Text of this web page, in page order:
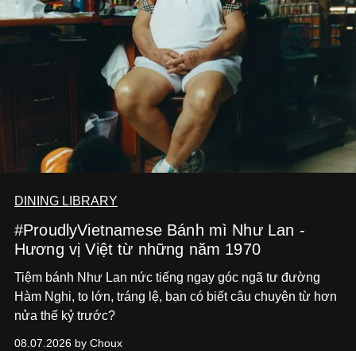
DINING LIBRARY
#ProudlyVietnamese Bánh mì Như Lan -
Hương vị Việt từ những năm 1970
Tiệm bánh Như Lan nức tiếng ngay góc ngã tư đường
Hàm Nghi, to lớn, tráng lệ, bạn có biết câu chuyện từ hơn
nửa thế kỷ trước?
08.07.2026 by Choux